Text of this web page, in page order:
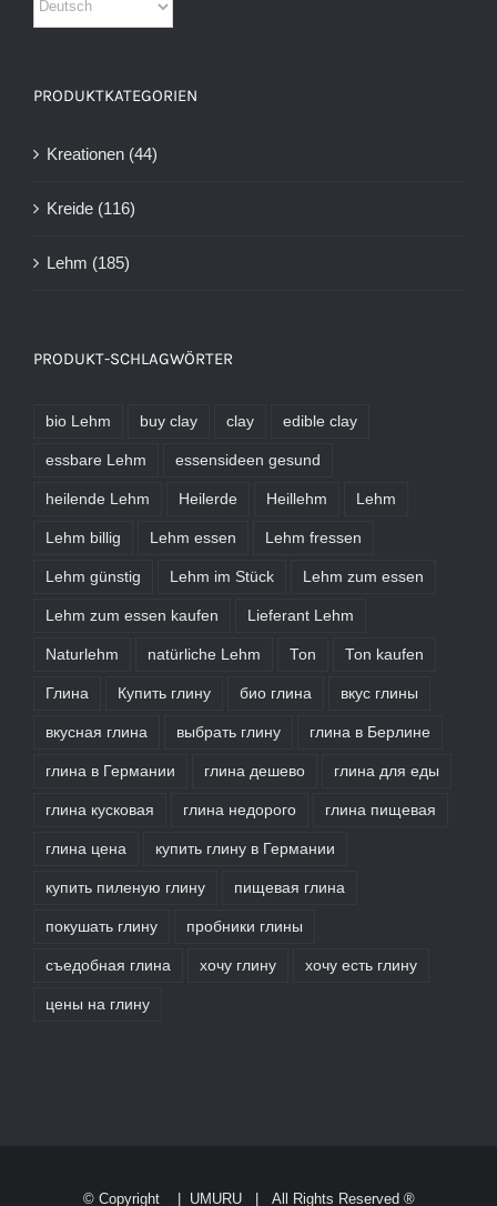
PRODUKTKATEGORIEN
Kreationen (44)
Kreide (116)
Lehm (185)
PRODUKT-SCHLAGWÖRTER
bio Lehm buy clay clay edible clay
essbare Lehm essensideen gesund
heilende Lehm Heilerde Heillehm Lehm
Lehm billig Lehm essen Lehm fressen
Lehm günstig Lehm im Stück Lehm zum essen
Lehm zum essen kaufen Lieferant Lehm
Naturlehm natürliche Lehm Ton Ton kaufen
Глина Купить глину био глина вкус глины
вкусная глина выбрать глину глина в Берлине
глина в Германии глина дешево глина для еды
глина кусковая глина недорого глина пищевая
глина цена купить глину в Германии
купить пиленую глину пищевая глина
покушать глину пробники глины
съедобная глина хочу глину хочу есть глину
цены на глину
© Copyright | UMURU| All Rights Reserved ®